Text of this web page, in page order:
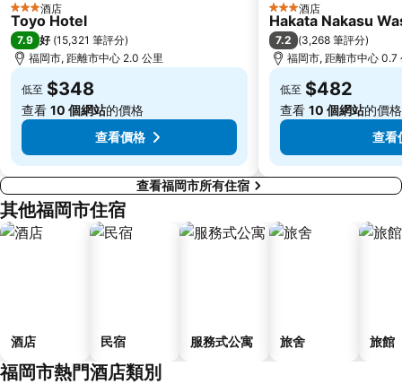
3 星級酒店
Toyo Hotel
7.9 好 (15,321 筆評分)
福岡市, 距離市中心 2.0 公里
低至 $348
查看 10 個網站的價格
查看價格
3 星級酒店
Hakata Nakasu
7.2 (3,268 筆評分)
福岡市, 距離市中心 0.7
低至 $482
查看 10 個網站的價格
查看
查看福岡市所有住宿
其他福岡市住宿
酒店 民宿 服務式公寓 旅舍 旅館
福岡市熱門酒店類別